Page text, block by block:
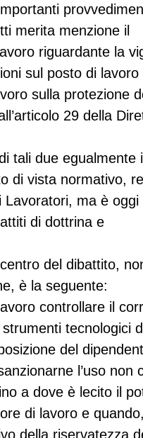
merita menzione il
riguardante la
sul posto di
sulla protezione
29 della
tali due egualmente
di vista normativo,
Lavoratori, ma è oggi
di dottrina e
del dibattito,
è la seguente:
controllare il
tecnologici
del
l’uso non
a dove è lecito il
di lavoro e quando,
della riservatezza